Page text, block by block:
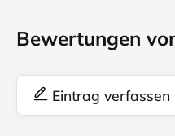
Bewertungen
Eintrag verfassen